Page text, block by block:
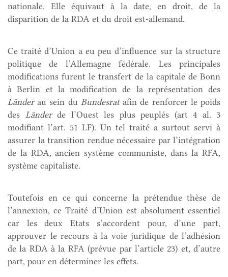
nationale. Elle équivaut à la date, en droit, de la
disparition de la RDA et du droit est-allemand.
Ce traité d’Union a eu peu d’influence sur la structure
politique de l’Allemagne fédérale. Les principales
modifications furent le transfert de la capitale de Bonn
à Berlin et la modification de la représentation des
Länderau sein du Bundesratafin de renforcer le poids
des
Länderde l’Ouest les plus peuplés (art 4 al. 3
modifiant l’art. 51 LF). Un tel traité a surtout servi à
assurer la transition rendue nécessaire par l’intégration
de la RDA, ancien système communiste, dans la RFA,
système capitaliste.
Toutefois en ce qui concerne la prétendue thèse de
l’annexion, ce Traité d’Union est absolument essentiel
car les deux Etats s’accordent pour, d’une part,
approuver le recours à la voie juridique de l’adhésion
de la RDA à la RFA (prévue par l’article 23) et, d’autre
part, pour en déterminer les effets.